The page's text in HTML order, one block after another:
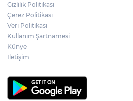
Gizlilik Politikası
Çerez Politikası
Veri Politikası
Kullanım Şartnamesi
Künye
İletişim